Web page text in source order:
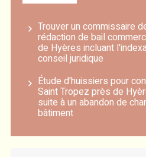
Trouver un commissaire
rédaction de bail
de Hyères incluant
conseil juridique
Étude d'huissiers pour
Saint Tropez près de
suite à un abandon de
bâtiment